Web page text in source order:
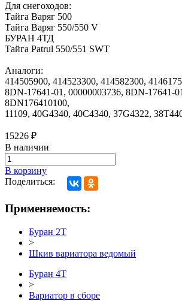
Для снегоходов:
Тайга Варяг 500
Тайга Варяг 550/550 V
БУРАН 4ТД
Тайга Patrul 550/551 SWT
Аналоги:
414505900, 414523300, 414582300,
8DN-17641-01, 00000003736, 8DN-17641-
8DN176410100,
11109, 40G4340, 40C4340, 37G4322,
15226 ₽
В наличии
В корзину
Поделиться:
Применяемость:
Буран 2Т
>
Шкив вариатора ведомый
Буран 4Т
>
Вариатор в сборе